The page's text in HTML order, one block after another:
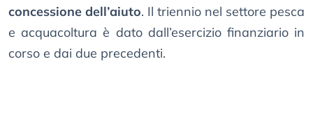
concessione dell’aiuto. Il triennio nel settore pesca
e acquacoltura è dato dall’esercizio finanziario in
corso e dai due precedenti.